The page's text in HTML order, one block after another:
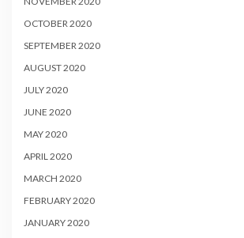
OCTOBER 2020
SEPTEMBER 2020
AUGUST 2020
JULY 2020
JUNE 2020
MAY 2020
APRIL 2020
MARCH 2020
FEBRUARY 2020
JANUARY 2020